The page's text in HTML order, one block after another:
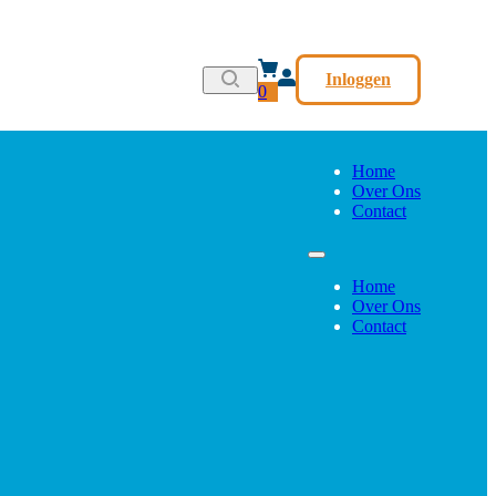
0
Inloggen
Home
Over Ons
Contact
Home
Over Ons
Contact